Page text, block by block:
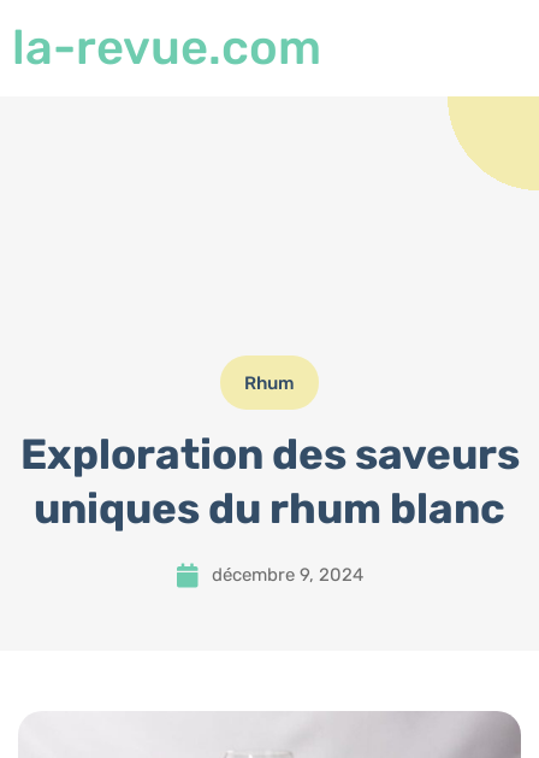
la-revue.com
Rhum
Exploration des saveurs
uniques du rhum blanc
décembre 9, 2024